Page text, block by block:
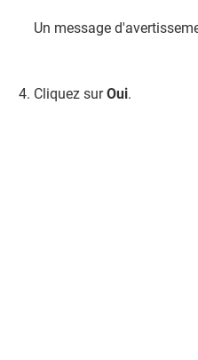
Un message
Cliquez surOui.